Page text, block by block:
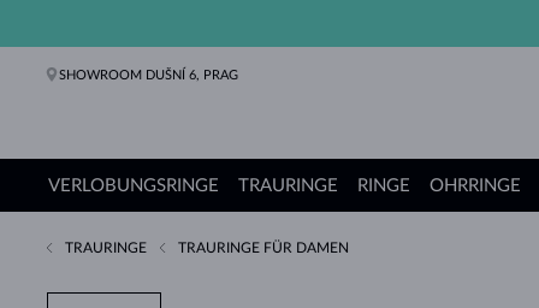
SHOWROOM DUŠNÍ 6, PRAG
VERLOBUNGSRINGE
Verlobungsringe
TRAURINGE
Trauringe
RINGE
Ringe
OHRRINGE
Ohrringe
Ketten
Armbänder
Perlen
Schmuck
Geschenke
KLENOTA Kollektionen
TRAURINGE TRAURINGE FÜR DAMEN